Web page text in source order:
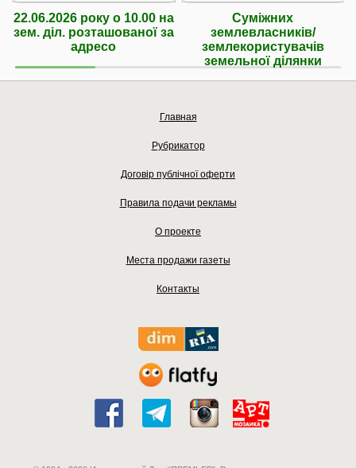
22.06.2026 року о 10.00 на
зем. діл. розташованої за
адресо
Суміжних
землевласників/
землекористувачів
земельної ділянки
Главная
Рубрикатор
Договір публічної оферти
Правила подачи рекламы
О проекте
Места продажи газеты
Контакты